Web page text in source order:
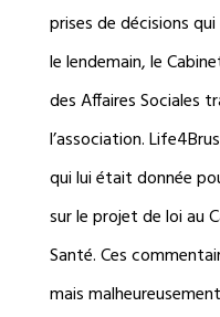
prises de décisions
le lendemain, le
des Affaires Sociales
l’association.
qui lui était donnée
sur le projet de loi au
Santé. Ces
mais